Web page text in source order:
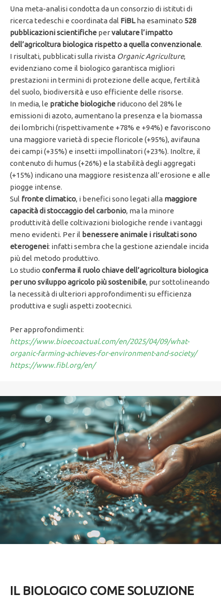
Una meta-analisi condotta da un consorzio di istituti di
ricerca tedeschi e coordinata dal FiBLha esaminato 528
pubblicazioni scientifiche pervalutare l’impatto
dell’agricoltura biologica rispetto a quella convenzionale.
I risultati, pubblicati sulla rivista Organic Agriculture,
evidenziano come il biologico garantisca migliori
prestazioni in termini di protezione delle acque, fertilità
del suolo, biodiversità e uso efficiente delle risorse.
In media, le pratiche biologiche riducono del 28% le
emissioni di azoto, aumentano la presenza e la biomassa
dei lombrichi (rispettivamente +78% e +94%) e favoriscono
una maggiore varietà di specie floricole (+95%), avifauna
dei campi (+35%) e insetti impollinatori (+23%). Inoltre, il
contenuto di humus (+26%) e la stabilità degli aggregati
(+15%) indicano una maggiore resistenza all’erosione e alle
piogge intense.
Sul fronte climatico, i benefici sono legati alla maggiore
capacità di stoccaggio del carbonio, ma la minore
produttività delle coltivazioni biologiche rende i vantaggi
meno evidenti. Per il benessere animale i risultati sono
eterogenei: infatti sembra che la gestione aziendale incida
più del metodo produttivo.
Lo studio conferma il ruolo chiave dell’agricoltura biologica
per uno sviluppo agricolo più sostenibile, pur sottolineando
la necessità di ulteriori approfondimenti su efficienza
produttiva e sugli aspetti zootecnici.
Per approfondimenti:
https://www.bioecoactual.com/en/2025/04/09/what-
organic-farming-achieves-for-environment-and-society/
https://www.fibl.org/en/
IL BIOLOGICO COME SOLUZIONE